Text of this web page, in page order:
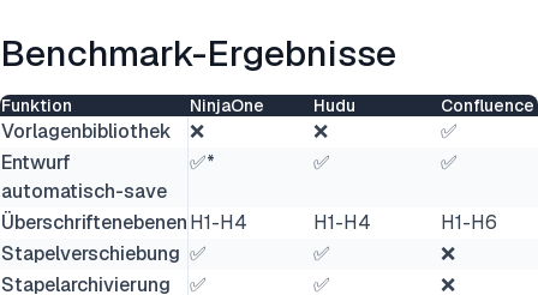
Benchmark-Ergebnisse
Funktion NinjaOne Hudu Confluence
Vorlagenbibliothek ❌ ❌
✅
Entwurf
automatisch-save
✅* ✅ ✅
ÜberschriftenebenenH1-H4 H1-H4
H1-H6
Stapelverschiebung ✅ ✅
❌
Stapelarchivierung
✅ ✅
❌